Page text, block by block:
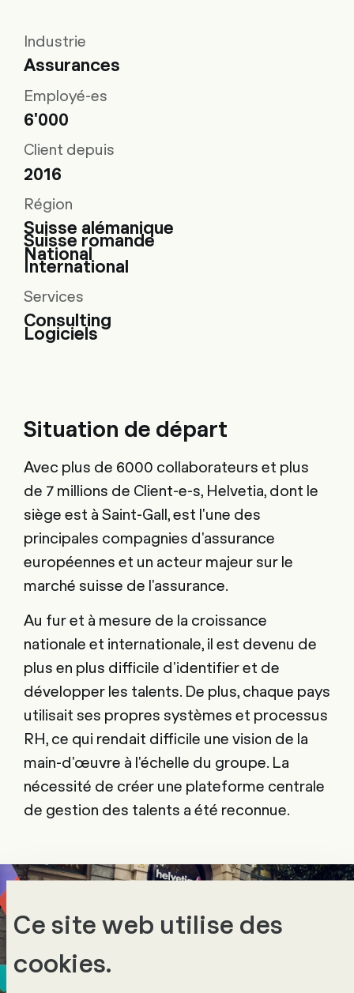
Ce site web utilise des
cookies.
Industrie
Assurances
Employé-es
6'000
Client depuis
2016
Région
Suisse alémanique
Suisse romande
National
International
Services
Consulting
Logiciels
Situation de départ
Avec plus de 6000 collaborateurs et plus
de 7 millions de Client-e-s, Helvetia, dont le
siège est à Saint-Gall, est l'une des
principales compagnies d'assurance
européennes et un acteur majeur sur le
marché suisse de l'assurance.
Au fur et à mesure de la croissance
nationale et internationale, il est devenu de
plus en plus difficile d'identifier et de
développer les talents. De plus, chaque pays
utilisait ses propres systèmes et processus
RH, ce qui rendait difficile une vision de la
main-d'œuvre à l'échelle du groupe. La
nécessité de créer une plateforme centrale
de gestion des talents a été reconnue.